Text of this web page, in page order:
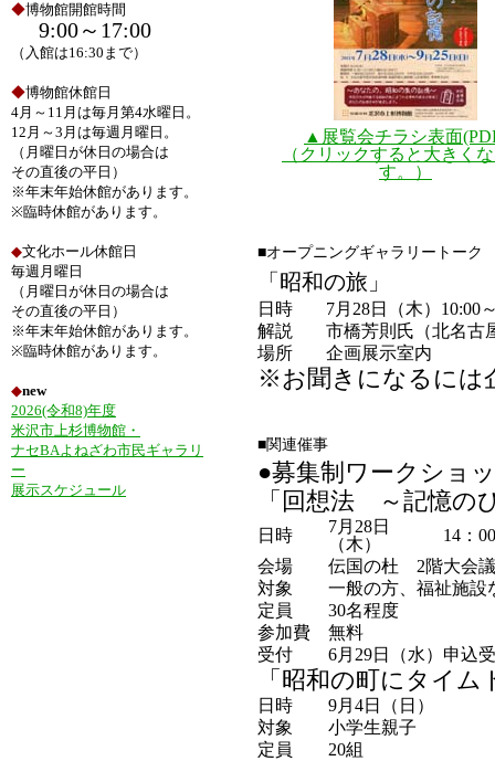
◆博物館開館時間
9:00～17:00
（入館は16:30まで）
◆博物館休館日
4月～11月は毎月第4水曜日。
12月～3月は毎週月曜日。
（月曜日が休日の場合は
その直後の平日）
※年末年始休館があります。
※臨時休館があります。
◆文化ホール休館日
毎週月曜日
（月曜日が休日の場合は
その直後の平日）
※年末年始休館があります。
※臨時休館があります。
◆new
2026(令和8)年度
米沢市上杉博物館・
ナセBAよねざわ市民ギャラリ
ー
展示スケジュール
▲展覧会チラシ表面
（クリックすると大きく
す。）
■オープニングギャラリートーク
「昭和の旅」
日時
7月28日（木）10:00
解説
市橋芳則氏（北名古
場所
企画展示室内
※お聞きになるには
■関連催事
●募集制ワークショ
「回想法 ～記憶の
日時
7月28日
（木）
14：
会場
伝国の杜 2階大会
対象
一般の方、福祉施設
定員
30名程度
参加費
無料
受付
6月29日（水）申込
「昭和の町にタイム
日時
9月4日（日）
対象
小学生親子
定員
20組